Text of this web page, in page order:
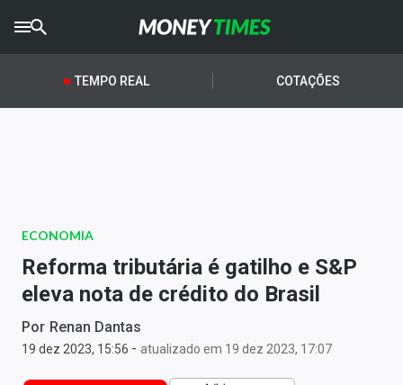
CRYPTOTIMES
AGROTIMES
Newsletters
Anuncie
Últimas Notícias
TEMPO REAL COTAÇÕES
ECONOMIA
Reforma tributária é gatilho e S&P
eleva nota de crédito do Brasil
Por Renan Dantas
19 dez 2023, 15:56 - atualizado em 19 dez 2023, 17:07